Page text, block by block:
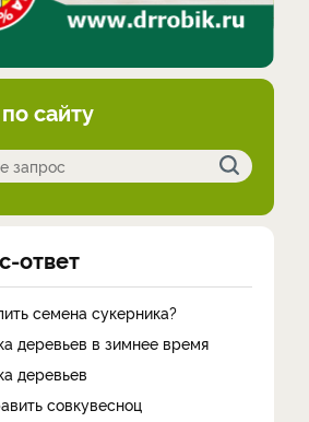
сайту
ответ
семена сукерника?
деревьев в зимнее время
деревьев
совкувесноц